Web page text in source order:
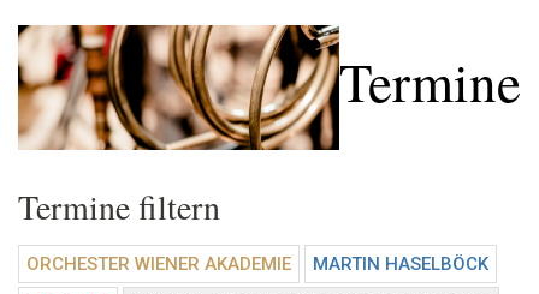
Termine
Termine filtern
ORCHESTER WIENER AKADEMIE
MARTIN HASELBÖCK